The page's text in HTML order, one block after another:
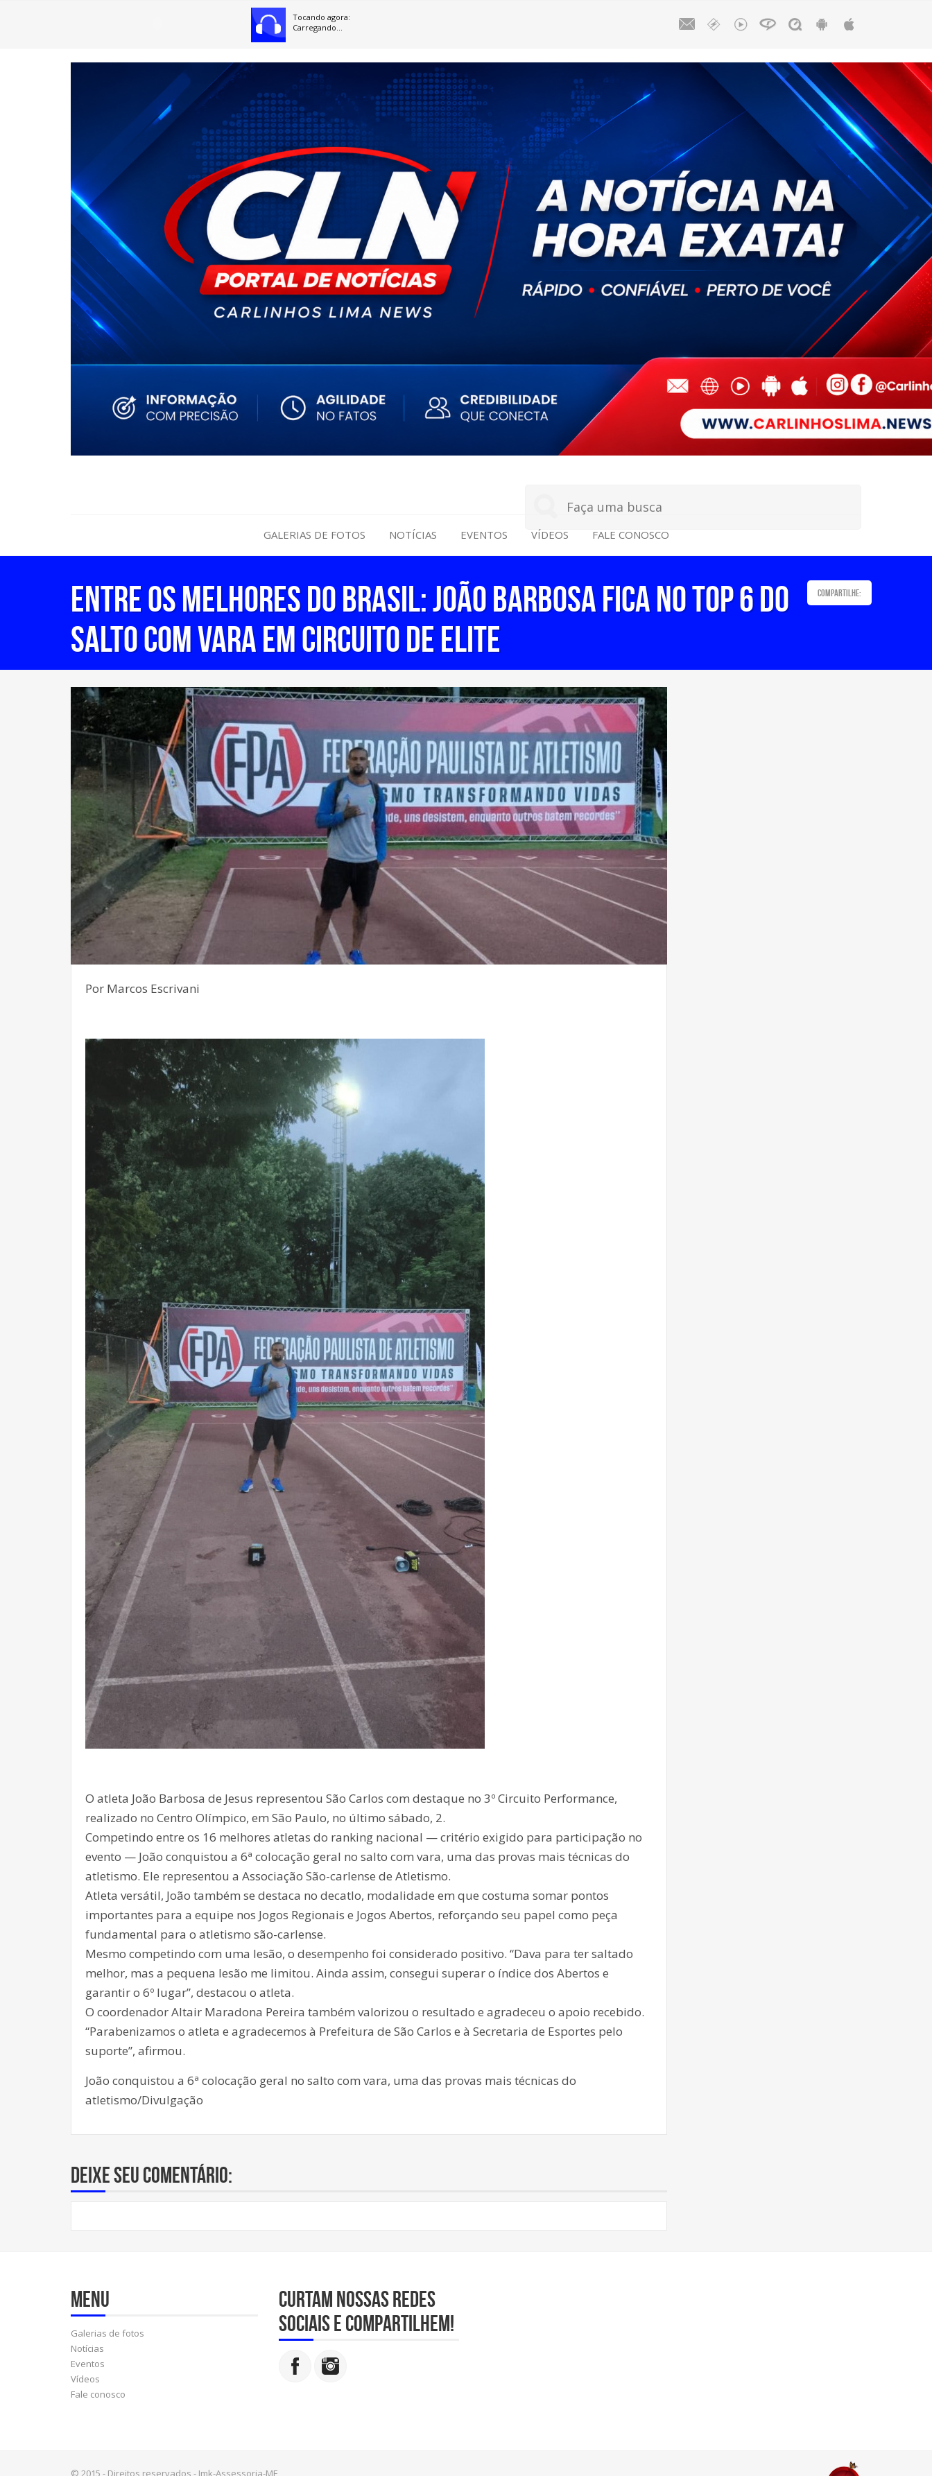
Tocando agora:
Carregando...
GALERIAS DE FOTOS NOTÍCIAS EVENTOS VÍDEOS FALE CONOSCO
Entre os melhores do Brasil: João Barbosa fica no Top 6 do
salto com vara em circuito de elite
Compartilhe:
Por Marcos Escrivani
O atleta João Barbosa de Jesus representou São Carlos com destaque no 3º Circuito Performance,
realizado no Centro Olímpico, em São Paulo, no último sábado, 2.
Competindo entre os 16 melhores atletas do ranking nacional — critério exigido para participação no
evento — João conquistou a 6ª colocação geral no salto com vara, uma das provas mais técnicas do
atletismo. Ele representou a Associação São-carlense de Atletismo.
Atleta versátil, João também se destaca no decatlo, modalidade em que costuma somar pontos
importantes para a equipe nos Jogos Regionais e Jogos Abertos, reforçando seu papel como peça
fundamental para o atletismo são-carlense.
Mesmo competindo com uma lesão, o desempenho foi considerado positivo. “Dava para ter saltado
melhor, mas a pequena lesão me limitou. Ainda assim, consegui superar o índice dos Abertos e
garantir o 6º lugar”, destacou o atleta.
O coordenador Altair Maradona Pereira também valorizou o resultado e agradeceu o apoio recebido.
“Parabenizamos o atleta e agradecemos à Prefeitura de São Carlos e à Secretaria de Esportes pelo
suporte”, afirmou.
João conquistou a 6ª colocação geral no salto com vara, uma das provas mais técnicas do
atletismo/Divulgação
Deixe seu comentário:
Menu
Galerias de fotos
Notícias
Eventos
Vídeos
Fale conosco
Curtam nossas redes
sociais e compartilhem!
© 2015 - Direitos reservados - Jmk-Assessoria-ME